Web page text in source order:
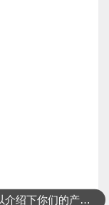
可以介绍下你们的产品么？